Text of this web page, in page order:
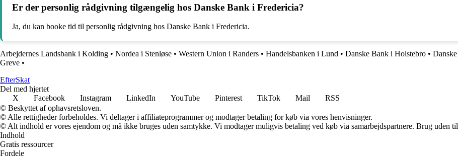
Er der personlig rådgivning tilgængelig hos Danske Bank i Fredericia?
Ja, du kan booke tid til personlig rådgivning hos Danske Bank i Fredericia.
Arbejdernes Landsbank i Kolding • Nordea i Stenløse • Western Union i Randers • Handelsbanken i Lund • Danske Bank i Holstebro •
Greve •
EfterSkat
Del med hjertet
X
Facebook Instagram LinkedIn YouTube Pinterest TikTok Mail
RSS
© Beskyttet af ophavsretsloven.
© Alle rettigheder forbeholdes. Vi deltager i affiliateprogrammer og modtager betaling for køb via vores henvisninger.
© Alt indhold er vores ejendom og må ikke bruges uden samtykke. Vi modtager muligvis betaling ved køb via samarbejdspartnere. Brug uden
Indhold
Gratis ressourcer
Fordele